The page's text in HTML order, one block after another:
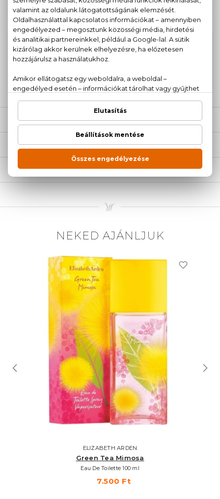
KAPCSOLÓDÓ TERMÉKEK
100% eredeti termékek,
14 napos visszaküldési
garanciával
20 779 1924
LEÍRÁS
ÉRTÉKELÉSEK (0)
SZÁLLÍTÁS
NEKED AJÁNLJUK
ELIZABETH ARDEN
Green Tea Mimosa
Eau De Toilette 100 ml
7.500 Ft